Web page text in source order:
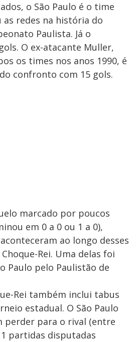
o São Paulo é o time
as redes na história do
Paulista. Já o
O ex-atacante Muller,
os times nos anos 1990, é
confronto com 15 gols.
marcado por poucos
em 0 a 0 ou 1 a 0),
ao longo desses
Rei. Uma delas foi
Paulo pelo Paulistão de
Rei também inclui tabus
estadual. O São Paulo
perder para o rival (entre
partidas disputadas